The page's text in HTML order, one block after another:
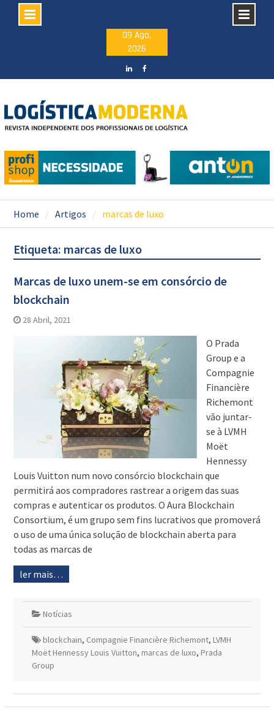
09 Ago,
2026
Home Artigos marcas de luxo
Etiqueta: marcas de luxo
Marcas de luxo unem-se em consórcio de
blockchain
28 Abril, 2021
O Prada
Group e a
Compagnie
Financière
Richemont
vão juntar-
se à LVMH
Moët
Hennessy
Louis Vuitton num novo consórcio blockchain que
permitirá aos compradores rastrear a origem das suas
compras e autenticar os produtos. O Aura Blockchain
Consortium, é um grupo sem fins lucrativos que promoverá
o uso de uma única solução de blockchain aberta para
todas as marcas de
ler mais…
Notícias
blockchain, Compagnie Financière Richemont, LVMH
Moët Hennessy Louis Vuitton, marcas de luxo, Prada
Group